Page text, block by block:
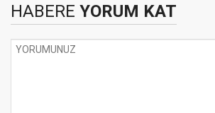
HABERE YORUM KAT